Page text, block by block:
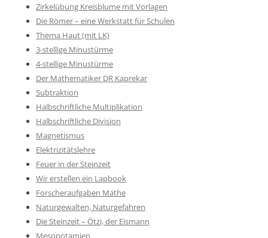
Zirkelübung Kreisblume mit Vorlagen
Die Römer – eine Werkstatt für Schulen
Thema Haut (mit LK)
3-stellige Minustürme
4-stellige Minustürme
Der Mathematiker DR Kaprekar
Subtraktion
Halbschriftliche Multiplikation
Halbschriftliche Division
Magnetismus
Elektrizitätslehre
Feuer in der Steinzeit
Wir erstellen ein Lapbook
Forscheraufgaben Mathe
Naturgewalten, Naturgefahren
Die Steinzeit – Ötzi, der Eismann
Mesopotamien